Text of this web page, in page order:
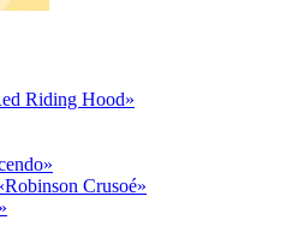
Riding Hood»
Crusoé»